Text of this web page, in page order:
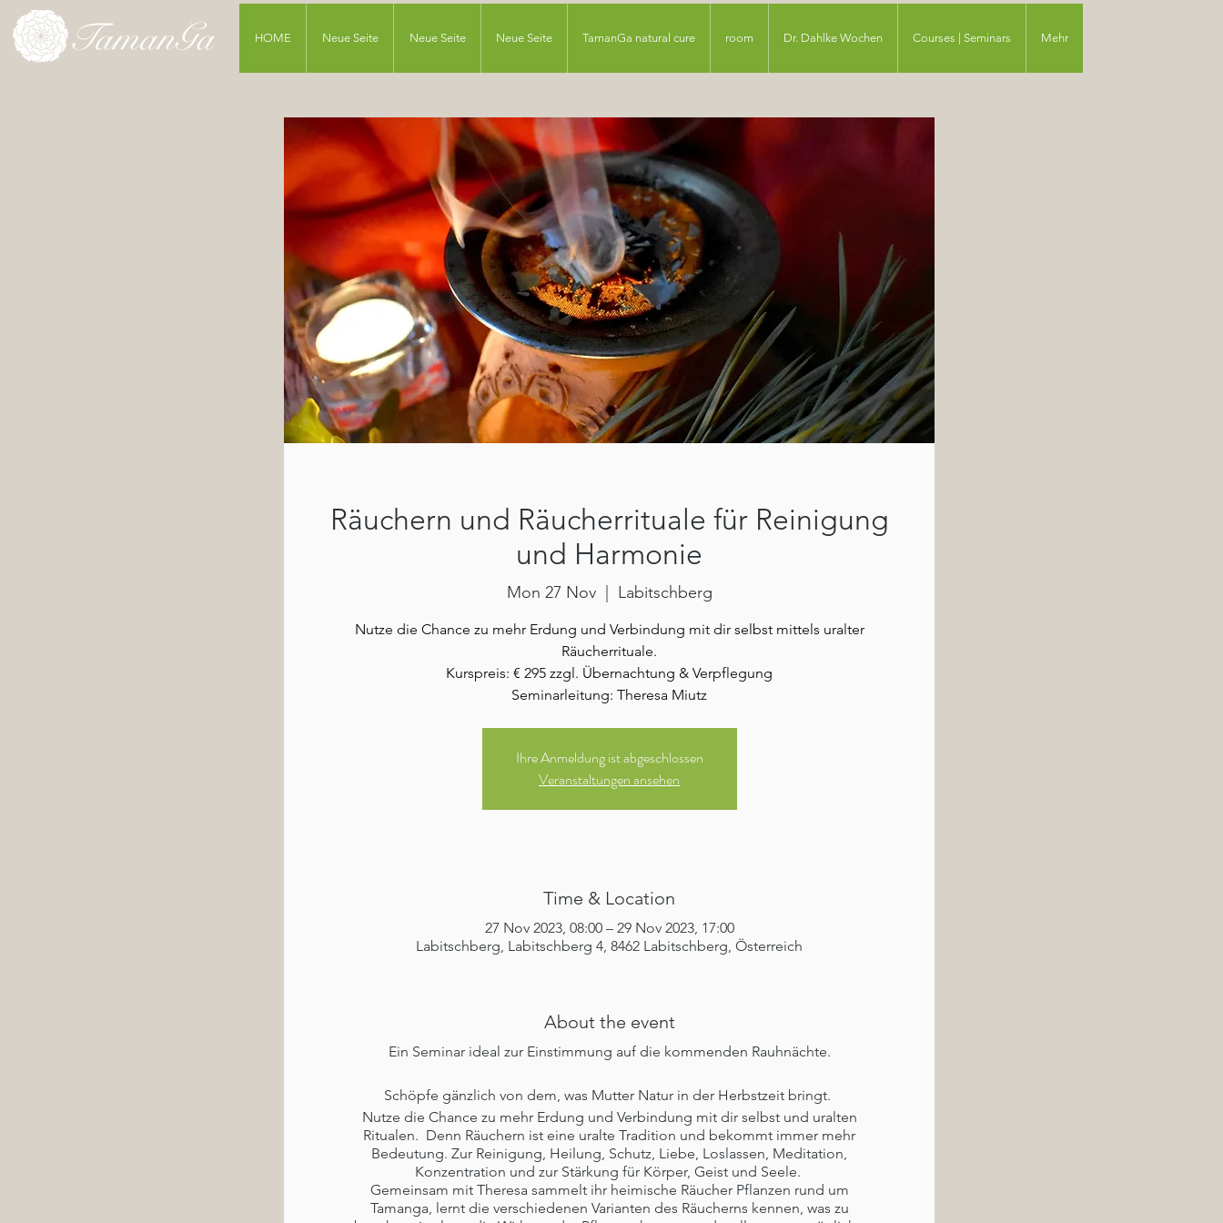
HOME Neue Seite Neue Seite Neue Seite TamanGa natural cure room Dr. Dahlke Wochen Courses | Seminars Mehr
Räuchern und Räucherrituale für Reinigung
und Harmonie
Mon 27 Nov
  |
Labitschberg
Nutze die Chance zu mehr Erdung und Verbindung mit dir selbst mittels uralter
Räucherrituale.
Kurspreis: € 295 zzgl. Übernachtung & Verpflegung
Seminarleitung: Theresa Miutz
Ihre Anmeldung ist abgeschlossen
Veranstaltungen ansehen
Time & Location
27 Nov 2023, 08:00 – 29 Nov 2023, 17:00
Labitschberg, Labitschberg 4, 8462 Labitschberg, Österreich
About the event
Ein Seminar ideal zur Einstimmung auf die kommenden Rauhnächte.
Schöpfe gänzlich von dem, was Mutter Natur in der Herbstzeit bringt.
Nutze die Chance zu mehr Erdung und Verbindung mit dir selbst und uralten
Ritualen. Denn Räuchern ist eine uralte Tradition und bekommt immer mehr
Bedeutung. Zur Reinigung, Heilung, Schutz, Liebe, Loslassen, Meditation,
Konzentration und zur Stärkung für Körper, Geist und Seele.
Gemeinsam mit Theresa sammelt ihr heimische Räucher Pflanzen rund um
Tamanga, lernt die verschiedenen Varianten des Räucherns kennen, was zu